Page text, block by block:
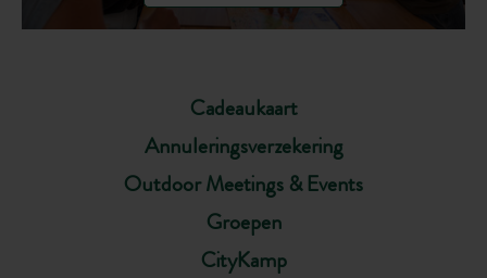
Cadeaukaart
Annuleringsverzekering
Outdoor Meetings & Events
Groepen
CityKamp